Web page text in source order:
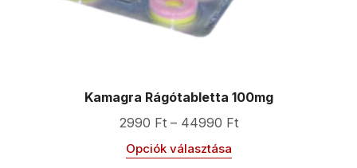
Kamagra Rágótabletta 100mg
2990 Ft – 44990 Ft
Opciók választása